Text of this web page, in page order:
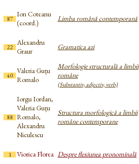
87
Ion Coteanu
(coord.)
Limba română contemporană
22
Alexandru
Graur
Gramatica azi
40
Valeria Guțu
Romalo
Morfologie structurală a limbii
române
(Substantiv, adjectiv, verb)
88
Iorgu Iordan,
Valeria Guțu
Romalo,
Alexandru
Niculescu
Structura morfologică a limbii
române contemporane
1 Viorica Florea Despre flexiunea pronominală